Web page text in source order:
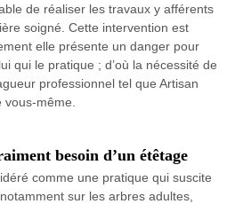
de réaliser les travaux y afférents
soigné. Cette intervention est
elle présente un danger pour
qui le pratique ; d’où la nécessité de
professionnel tel que Artisan
même.
besoin d’un étêtage
comme une pratique qui suscite
sur les arbres adultes,